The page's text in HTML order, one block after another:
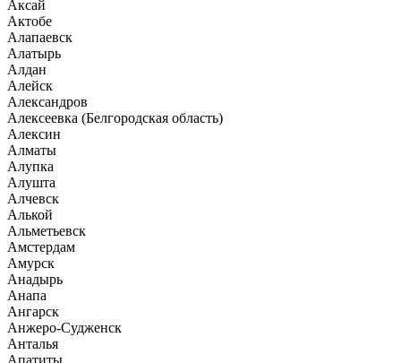
Аксай
Актобе
Алапаевск
Алатырь
Алдан
Алейск
Александров
Алексеевка (Белгородская область)
Алексин
Алматы
Алупка
Алушта
Алчевск
Алькой
Альметьевск
Амстердам
Амурск
Анадырь
Анапа
Ангарск
Анжеро-Судженск
Анталья
Апатиты